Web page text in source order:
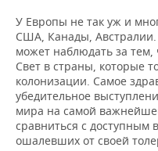
У Европы не так уж и
США, Канады, Австралии.
может наблюдать за тем,
Свет в страны, которые
колонизации. Самое
убедительное
мира на самой
сравниться с доступным
ошалевших от своей